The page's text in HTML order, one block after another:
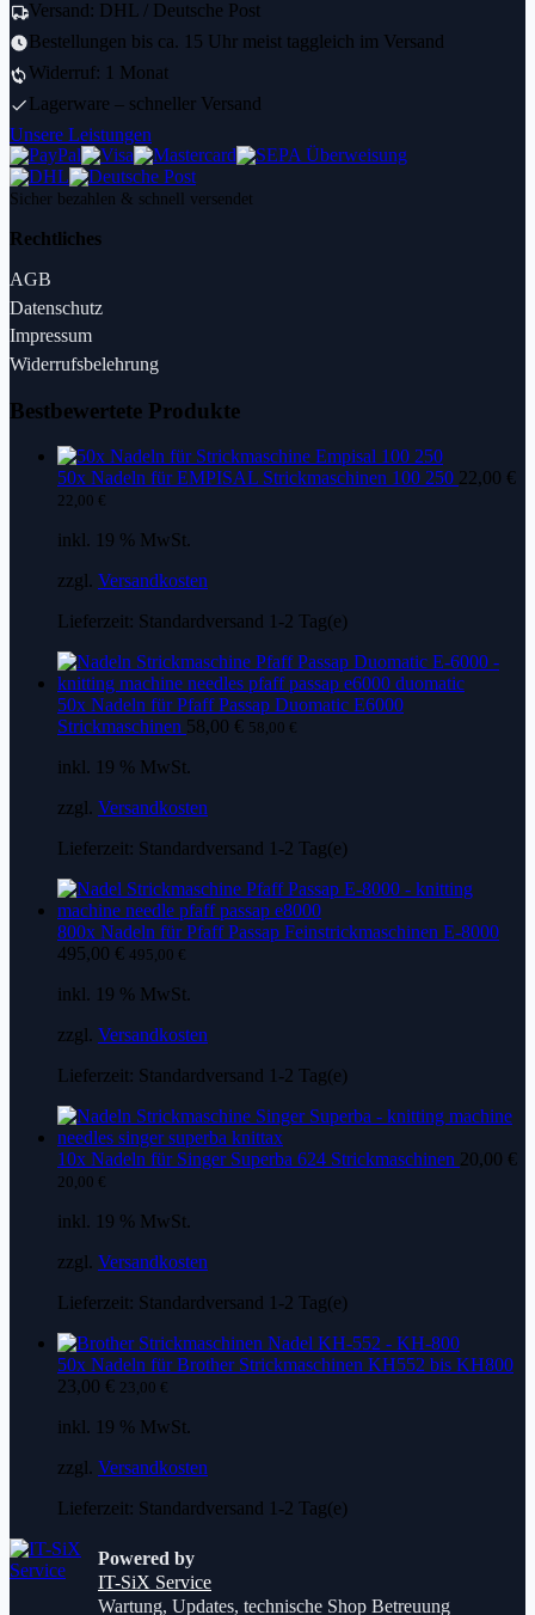
Versand: DHL / Deutsche Post
Bestellungen bis ca. 15 Uhr meist taggleich im Versand
Widerruf: 1 Monat
Lagerware – schneller Versand
Unsere Leistungen
Sicher bezahlen & schnell versendet
Rechtliches
AGB
Datenschutz
Impressum
Widerrufsbelehrung
Bestbewertete Produkte
50x Nadeln für EMPISAL Strickmaschinen 100 250 22,00 €
22,00 €
inkl. 19 % MwSt.
zzgl. Versandkosten
Lieferzeit: Standardversand 1-2 Tag(e)
50x Nadeln für Pfaff Passap Duomatic E6000
Strickmaschinen 58,00 € 58,00 €
inkl. 19 % MwSt.
zzgl. Versandkosten
Lieferzeit: Standardversand 1-2 Tag(e)
800x Nadeln für Pfaff Passap Feinstrickmaschinen E-8000
495,00 € 495,00 €
inkl. 19 % MwSt.
zzgl. Versandkosten
Lieferzeit: Standardversand 1-2 Tag(e)
10x Nadeln für Singer Superba 624 Strickmaschinen 20,00 €
20,00 €
inkl. 19 % MwSt.
zzgl. Versandkosten
Lieferzeit: Standardversand 1-2 Tag(e)
50x Nadeln für Brother Strickmaschinen KH552 bis KH800
23,00 € 23,00 €
inkl. 19 % MwSt.
zzgl. Versandkosten
Lieferzeit: Standardversand 1-2 Tag(e)
Powered by
IT-SiX Service
Wartung, Updates, technische Shop Betreuung